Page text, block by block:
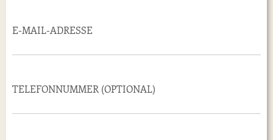
E-MAIL-ADRESSE
TELEFONNUMMER (OPTIONAL)